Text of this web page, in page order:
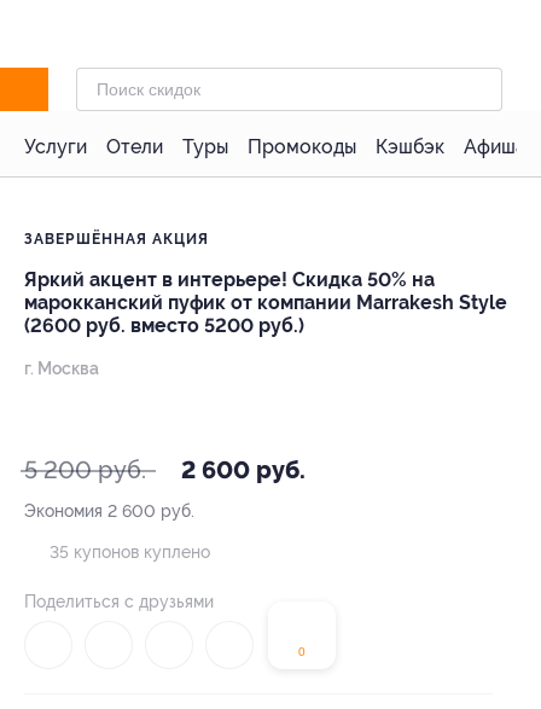
Услуги Отели Туры Промокоды Кэшбэк Афиша
ЗАВЕРШЁННАЯ АКЦИЯ
Яркий акцент в интерьере! Скидка 50% на
марокканский пуфик от компании Marrakesh Style
(2600 руб. вместо 5200 руб.)
г. Москва
5 200 руб. 2 600 руб.
Экономия 2 600 руб.
0
35 купонов куплено
Поделиться с друзьями